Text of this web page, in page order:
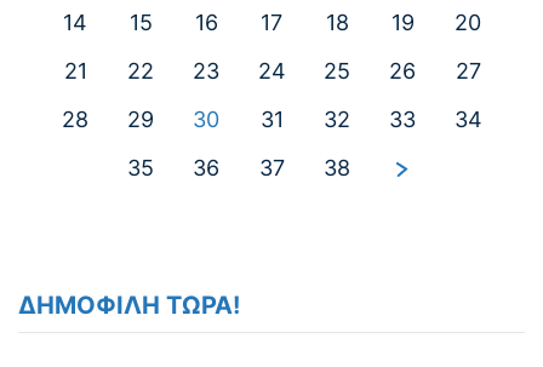
14
15 16 17 18 19
20
21
22 23 24 25 26
27
28
29 30 31 32 33
34
35
36 37 38
ΔΗΜΟΦΙΛΗ ΤΩΡΑ!